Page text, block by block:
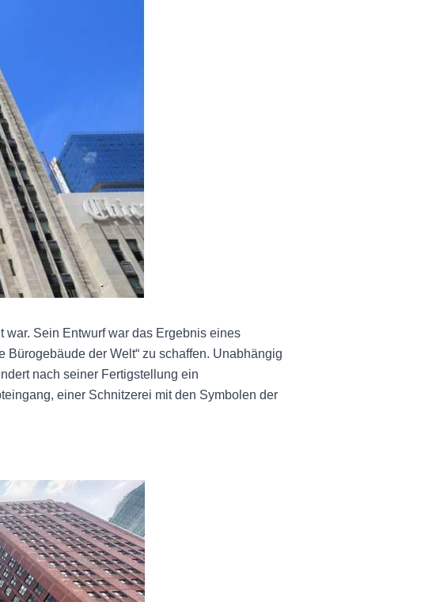
war. Sein Entwurf war das Ergebnis eines
der Welt“ zu schaffen. Unabhängig
nach seiner Fertigstellung ein
einer Schnitzerei mit den Symbolen der